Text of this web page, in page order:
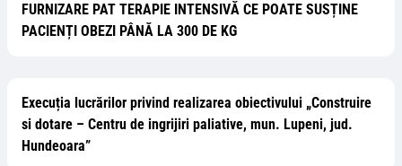
FURNIZARE PAT TERAPIE INTENSIVĂ CE POATE SUSȚINE
PACIENȚI OBEZI PÂNĂ LA 300 DE KG
Execuția lucrărilor privind realizarea obiectivului „Construire
si dotare – Centru de ingrijiri paliative, mun. Lupeni, jud.
Hundeoara”